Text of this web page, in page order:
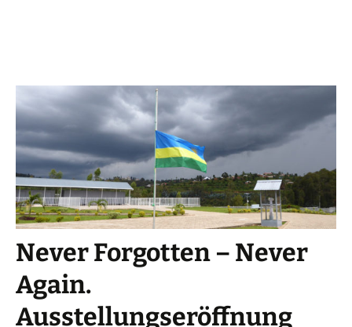
Never Forgotten – Never
Again.
Ausstellungseröffnung